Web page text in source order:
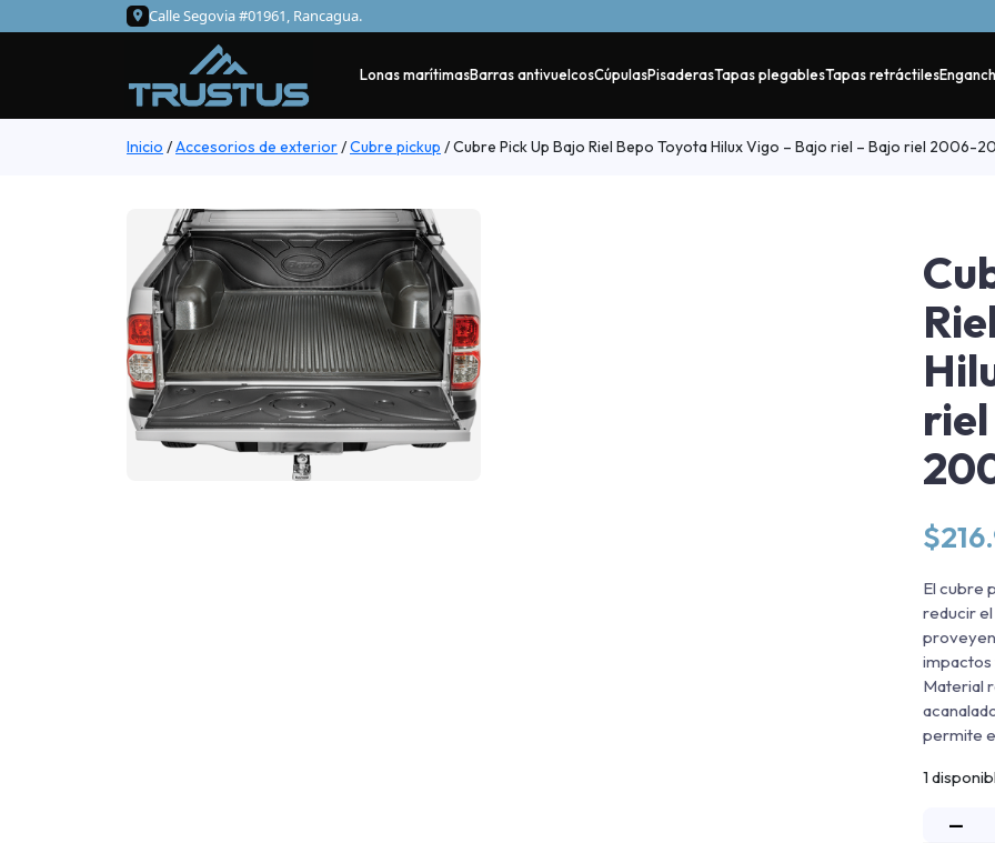
Calle Segovia #01961, Rancagua.
Lonas marítimasBarras antivuelcosCúpulasPisaderasTapas plegablesTapas retráctiles
Inicio /Accesorios de exterior/Cubre pickup /Cubre Pick Up Bajo Riel Bepo Toyota Hilux Vigo – Bajo riel – Bajo riel 2006-
$
El cubre
reducir
impactos
Material
permite
1
−